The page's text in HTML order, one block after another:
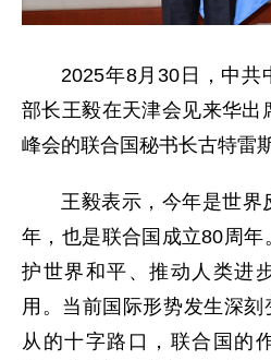
2025年8月30日，中共
部长王毅在天津会见来华出
峰会的联合国秘书长古特雷斯
王毅表示，今年是世界
年，也是联合国成立80周
护世界和平、推动人类进
用。当前国际形势发生深
从的十字路口，联合国的